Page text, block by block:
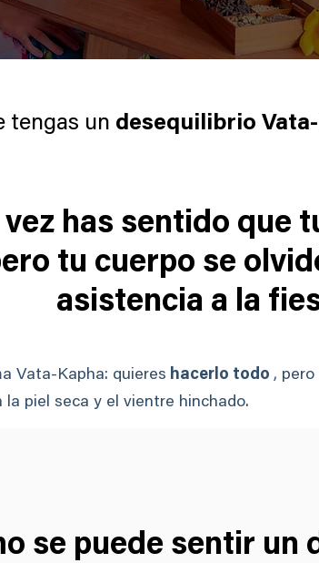
tengas un desequilibrio
has sentido que
tu cuerpo se
asistencia a la
Vata-Kapha: quieres hacerlo todo , pero
la piel seca y el vientre hinchado.
se puede sentir un